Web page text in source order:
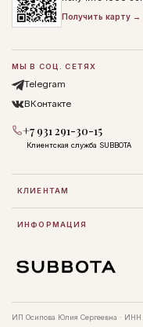
КЛИЕНТАМ
ИНФОРМАЦИЯ
Получить карту →
МЫ В СОЦ. СЕТЯХ
Telegram
ВКонтакте
+7 931 291-30-15
Клиентская служба SUBBOTA
ИП Осипова Юлия Сергеевна · ИНН